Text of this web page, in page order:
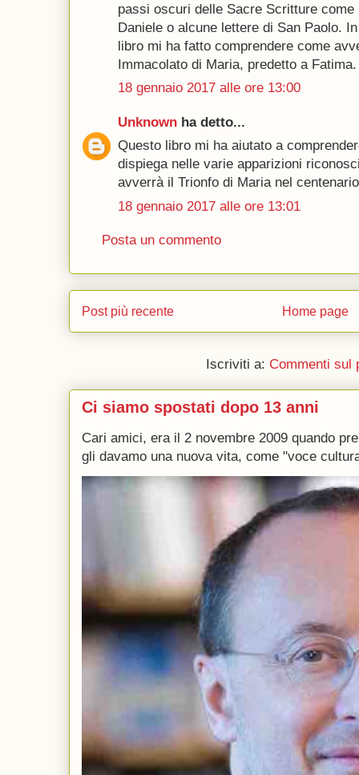
passi oscuri delle Sacre Scritture
Daniele o alcune lettere di San Paolo.
libro mi ha fatto comprendere come
Immacolato di Maria, predetto a Fatima.
18 gennaio 2017 alle ore 13:00
Unknown ha detto...
Questo libro mi ha aiutato a
dispiega nelle varie apparizioni
avverrà il Trionfo di Maria nel
18 gennaio 2017 alle ore 13:01
Posta un commento
Post più recente Home page
Iscriviti a: Commenti sul
Ci siamo spostati dopo 13 anni
Cari amici, era il 2 novembre 2009 quando
gli davamo una nuova vita, come "voce